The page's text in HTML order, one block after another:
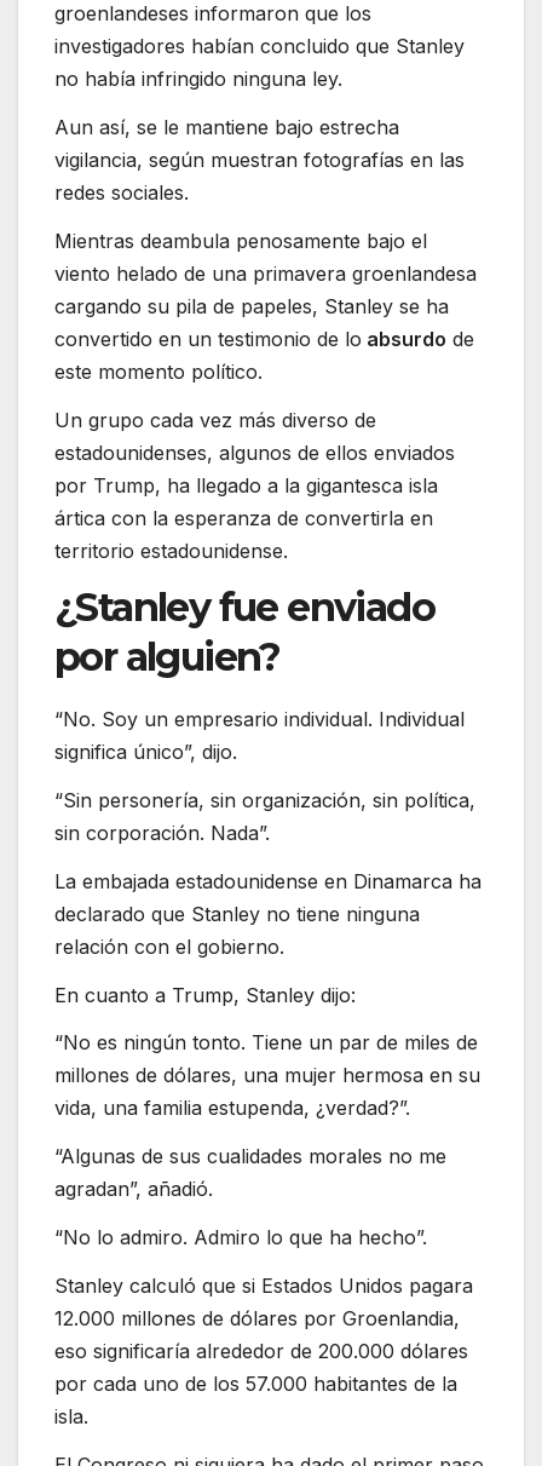
groenlandeses informaron que los
investigadores habían concluido que Stanley
no había infringido ninguna ley.
Aun así, se le mantiene bajo estrecha
vigilancia, según muestran fotografías en las
redes sociales.
Mientras deambula penosamente bajo el
viento helado de una primavera groenlandesa
cargando su pila de papeles, Stanley se ha
convertido en un testimonio de lo absurdo de
este momento político.
Un grupo cada vez más diverso de
estadounidenses, algunos de ellos enviados
por Trump, ha llegado a la gigantesca isla
ártica con la esperanza de convertirla en
territorio estadounidense.
¿Stanley fue enviado
por alguien?
“No. Soy un empresario individual. Individual
significa único”, dijo.
“Sin personería, sin organización, sin política,
sin corporación. Nada”.
La embajada estadounidense en Dinamarca ha
declarado que Stanley no tiene ninguna
relación con el gobierno.
En cuanto a Trump, Stanley dijo:
“No es ningún tonto. Tiene un par de miles de
millones de dólares, una mujer hermosa en su
vida, una familia estupenda, ¿verdad?”.
“Algunas de sus cualidades morales no me
agradan”, añadió.
“No lo admiro. Admiro lo que ha hecho”.
Stanley calculó que si Estados Unidos pagara
12.000 millones de dólares por Groenlandia,
eso significaría alrededor de 200.000 dólares
por cada uno de los 57.000 habitantes de la
isla.